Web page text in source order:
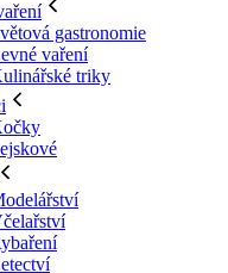
gastronomie
vaření
triky